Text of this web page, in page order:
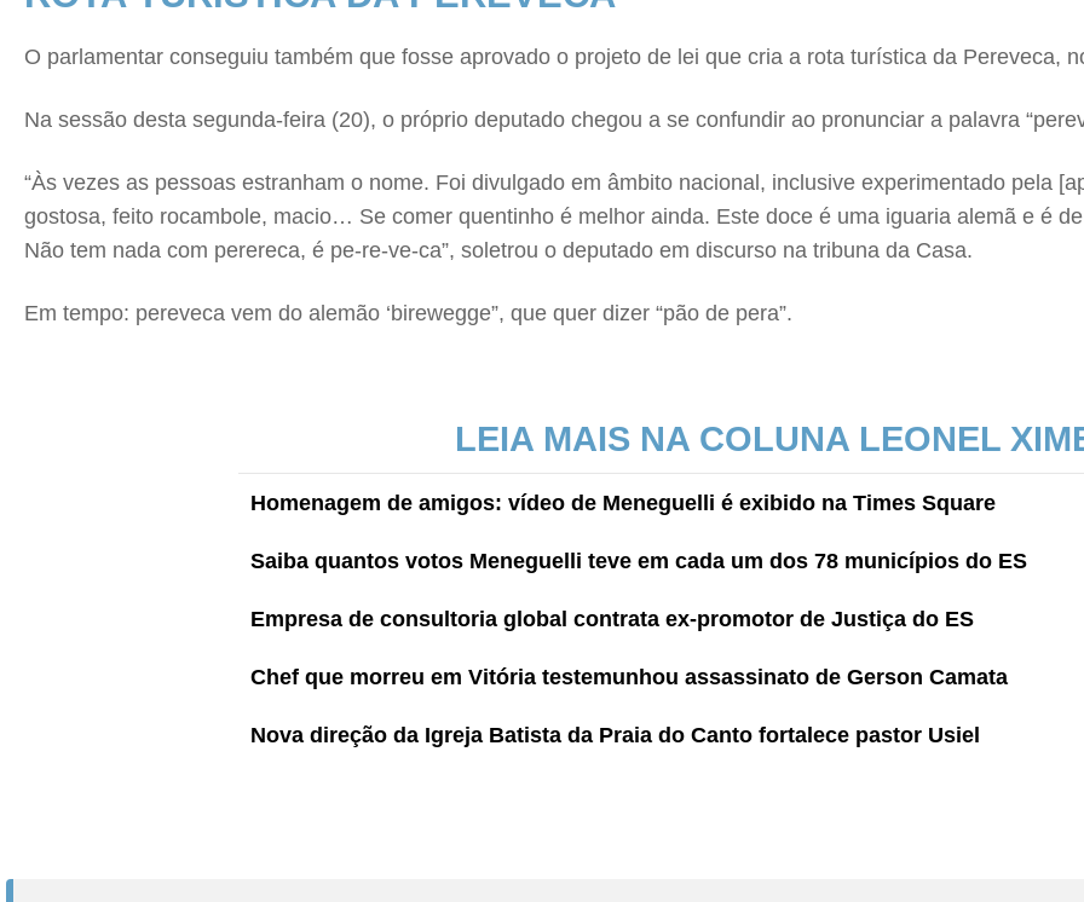
O parlamentar conseguiu também que fosse aprovado o projeto de lei que cria a rota turística da Pereveca,
Na sessão desta segunda-feira (20), o próprio deputado chegou a se confundir ao pronunciar a palavra
“Às vezes as pessoas estranham o nome. Foi divulgado em âmbito nacional, inclusive experimentado pela
gostosa, feito rocambole, macio… Se comer quentinho é melhor ainda. Este doce é uma iguaria alemã e é
Não tem nada com perereca, é pe-re-ve-ca”, soletrou o deputado em discurso na tribuna da Casa.
Em tempo: pereveca vem do alemão ‘birewegge”, que quer dizer “pão de pera”.
LEIA MAIS NA COLUNA LEONEL
Homenagem de amigos: vídeo de Meneguelli é exibido na Times Square
Saiba quantos votos Meneguelli teve em cada um dos 78 municípios do ES
Empresa de consultoria global contrata ex-promotor de Justiça do ES
Chef que morreu em Vitória testemunhou assassinato de Gerson Camata
Nova direção da Igreja Batista da Praia do Canto fortalece pastor Usiel